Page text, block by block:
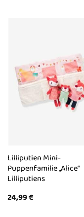
Lilliputien Mini-
Puppenfamilie „Alice“
Lilliputiens
24,99€